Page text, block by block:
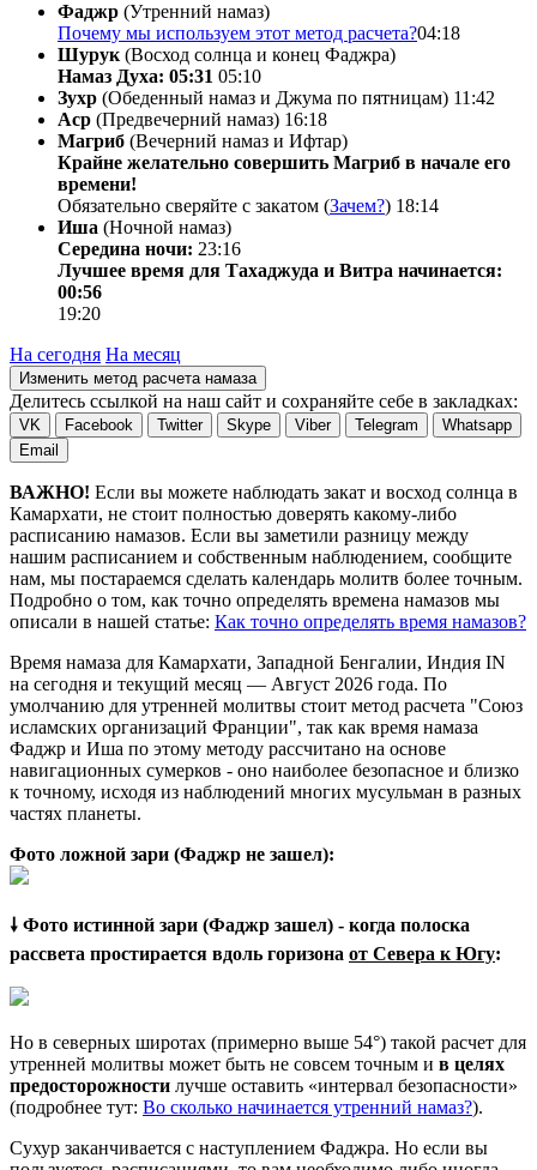
Фаджр (Утренний намаз)
Почему мы используем этот метод расчета?04:18
Шурук (Восход солнца и конец Фаджра)
Намаз Духа: 05:31 05:10
Зухр (Обеденный намаз и Джума по пятницам) 11:42
Аср (Предвечерний намаз) 16:18
Магриб (Вечерний намаз и Ифтар)
Крайне желательно совершить Магриб в начале его
времени!
Обязательно сверяйте с закатом (Зачем?) 18:14
Иша (Ночной намаз)
Середина ночи: 23:16
Лучшее время для Тахаджуда и Витра начинается:
00:56
19:20
На сегодня На месяц
Изменить метод расчета намаза
Делитесь ссылкой на наш сайт и сохраняйте себе в закладках:
VK Facebook Twitter Skype Viber Telegram
Whatsapp
Email
ВАЖНО! Если вы можете наблюдать закат и восход солнца в
Камархати, не стоит полностью доверять какому-либо
расписанию намазов. Если вы заметили разницу между
нашим расписанием и собственным наблюдением, сообщите
нам, мы постараемся сделать календарь молитв более точным.
Подробно о том, как точно определять времена намазов мы
описали в нашей статье: Как точно определять время намазов?
Время намаза для Камархати, Западной Бенгалии, Индия IN
на сегодня и текущий месяц — Август 2026 года. По
умолчанию для утренней молитвы стоит метод расчета "Союз
исламских организаций Франции", так как время намаза
Фаджр и Иша по этому методу рассчитано на основе
навигационных сумерков - оно наиболее безопасное и близко
к точному, исходя из наблюдений многих мусульман в разных
частях планеты.
Фото ложной зари (Фаджр не зашел):
🠗 Фото истинной зари (Фаджр зашел) - когда полоска
рассвета простирается вдоль горизона от Севера к Югу:
Но в северных широтах (примерно выше 54°) такой расчет для
утренней молитвы может быть не совсем точным и в целях
предосторожности лучше оставить «интервал безопасности»
(подробнее тут: Во сколько начинается утренний намаз?).
Сухур заканчивается с наступлением Фаджра. Но если вы